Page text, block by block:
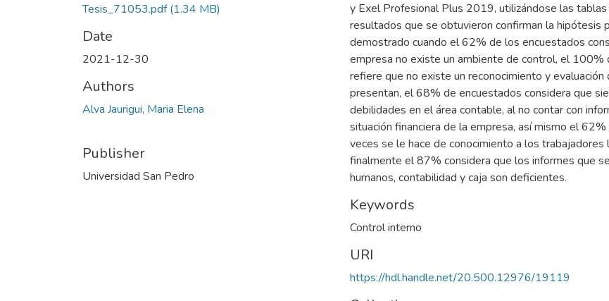
Tesis_71053.pdf(1.34 MB)
Date
2021-12-30
Authors
Alva Jaurigui, Maria Elena
Publisher
Universidad San Pedro
y Exel Profesional Plus 2019, utilizándose las tablas
resultados que se obtuvieron confirman la hipótesis
demostrado cuando el 62% de los encuestados
empresa no existe un ambiente de control, el 100%
refiere que no existe un reconocimiento y
presentan, el 68% de encuestados considera que
debilidades en el área contable, al no contar con
situación financiera de la empresa, así mismo el
veces se le hace de conocimiento a los trabajadores
finalmente el 87% considera que los informes que
humanos, contabilidad y caja son deficientes.
Keywords
Control interno
URI
https://hdl.handle.net/20.500.12976/19119